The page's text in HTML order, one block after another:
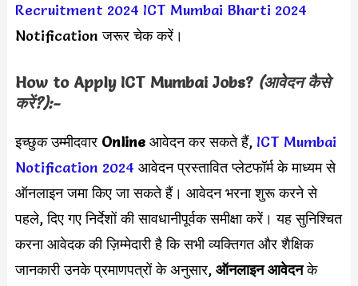
Recruitment 2024 ICT Mumbai Bharti 2024
Notification जरूर चेक करें।
How to Apply ICT Mumbai Jobs?(आवेदन कैसे
करें?):-
इच्छुक उम्मीदवार Online आवेदन कर सकते हैं, ICT Mumbai
Notification 2024 आवेदन प्रस्तावित प्लेटफॉर्म के माध्यम से
ऑनलाइन जमा किए जा सकते हैं। आवेदन भरना शुरू करने से
पहले, दिए गए निर्देशों की सावधानीपूर्वक समीक्षा करें। यह सुनिश्चित
करना आवेदक की ज़िम्मेदारी है कि सभी व्यक्तिगत और शैक्षिक
जानकारी उनके प्रमाणपत्रों के अनुसार,ऑनलाइन आवेदनके